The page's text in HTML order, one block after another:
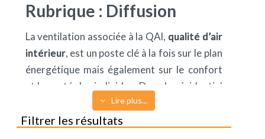
Rubrique : Diffusion
La ventilation associée à la QAI, qualité d’air
intérieur, est un poste clé à la fois sur le plan
énergétique mais également sur le confort
et la santé des individus. Dans le résidentiel
et d’autant plus dans le tertiaire comme pour
les espaces de bureaux et dans les
Lire plus...
Filtrer les résultats